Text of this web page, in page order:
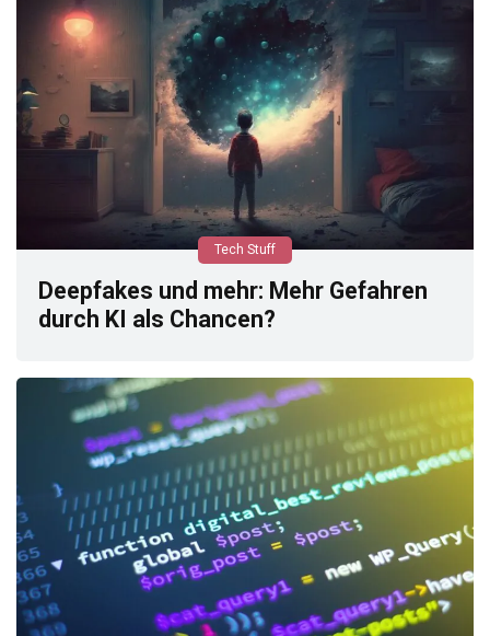
Tech Stuff
Deepfakes und mehr: Mehr Gefahren
durch KI als Chancen?